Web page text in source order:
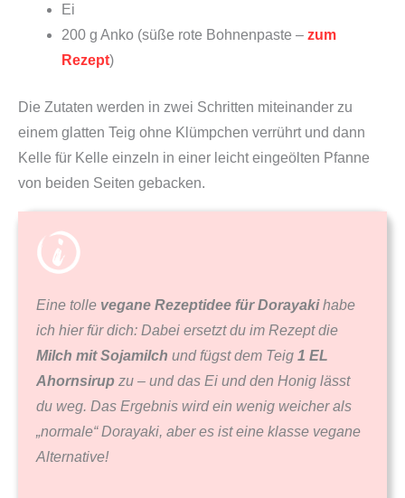
Ei
200 g Anko (süße rote Bohnenpaste – zum
Rezept)
Die Zutaten werden in zwei Schritten miteinander zu
einem glatten Teig ohne Klümpchen verrührt und dann
Kelle für Kelle einzeln in einer leicht eingeölten Pfanne
von beiden Seiten gebacken.
Eine tolle vegane Rezeptidee für Dorayakihabe
ich hier für dich: Dabei ersetzt du im Rezept die
Milch mit Sojamilch und fügst dem Teig 1 EL
Ahornsirup zu – und das Ei und den Honig lässt
du weg. Das Ergebnis wird ein wenig weicher als
„normale“ Dorayaki, aber es ist eine klasse vegane
Alternative!